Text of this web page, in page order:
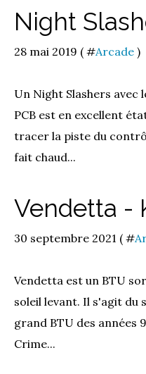
Night
28 mai 2019 ( #Arcade )
Un Night Slashers avec
PCB est en excellent
tracer la piste du
fait chaud...
Vendetta -
30 septembre 2021 ( #
Vendetta est un BTU
soleil levant. Il s'agit du
grand BTU des années
Crime...